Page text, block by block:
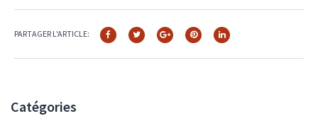
PARTAGER L'ARTICLE:
Catégories